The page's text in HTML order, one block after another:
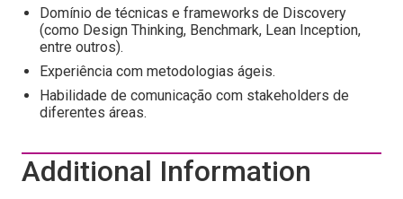
Domínio de técnicas e frameworks de Discovery
(como Design Thinking, Benchmark, Lean Inception,
entre outros).
Experiência com metodologias ágeis.
Habilidade de comunicação com stakeholders de
diferentes áreas.
Additional Information